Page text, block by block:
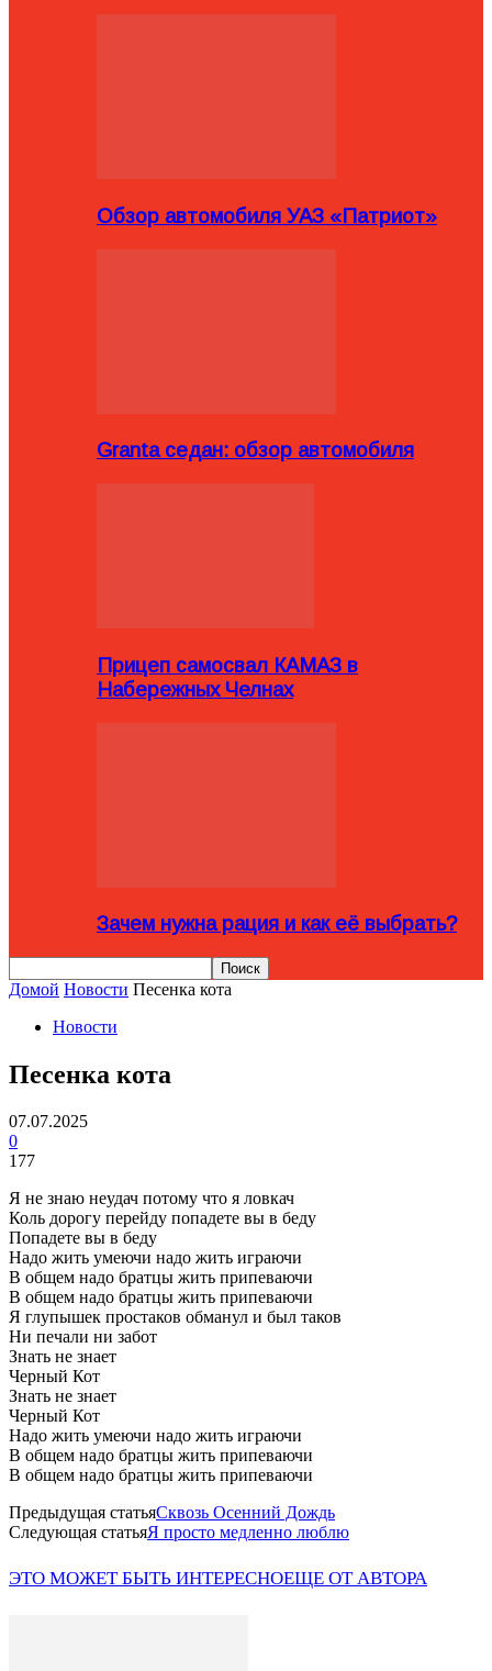
Обзор автомобиля УАЗ «Патриот»
Granta седан: обзор автомобиля
Прицеп самосвал КАМАЗ в
Набережных Челнах
Зачем нужна рация и как её выбрать?
Домой Новости Песенка кота
Новости
Песенка кота
07.07.2025
0
177
Я не знаю неудач потому что я ловкач
Коль дорогу перейду попадете вы в беду
Попадете вы в беду
Надо жить умеючи надо жить играючи
В общем надо братцы жить припеваючи
В общем надо братцы жить припеваючи
Я глупышек простаков обманул и был таков
Ни печали ни забот
Знать не знает
Черный Кот
Знать не знает
Черный Кот
Надо жить умеючи надо жить играючи
В общем надо братцы жить припеваючи
В общем надо братцы жить припеваючи
Предыдущая статьяСквозь Осенний Дождь
Следующая статьяЯ просто медленно люблю
ЭТО МОЖЕТ БЫТЬ ИНТЕРЕСНОЕЩЕ ОТ АВТОРА